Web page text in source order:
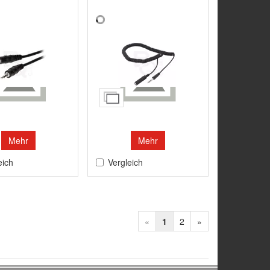
Mehr
Mehr
Vergleich
« 1 2 »